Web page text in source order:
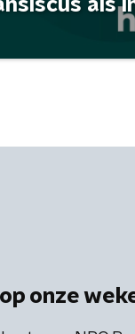
als
onze